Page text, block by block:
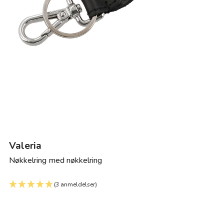
Valeria
Nøkkelring med nøkkelring
(3 anmeldelser)